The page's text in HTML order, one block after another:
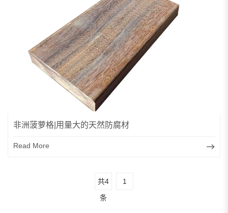
非洲菠萝格|用量大的天然防腐材
Read More
共4
条
1